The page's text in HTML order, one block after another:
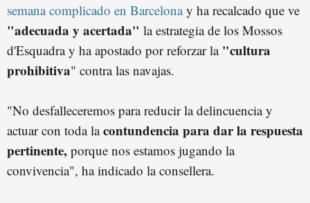
semana complicado en Barcelonay ha recalcado que ve
"adecuada y acertada" la estrategia de los Mossos
d'Esquadra y ha apostado por reforzar la "cultura
prohibitiva" contra las navajas.
"No desfalleceremos para reducir la delincuencia y
actuar con toda lacontundencia para dar la respuesta
pertinente, porque nos estamos jugando la
convivencia", ha indicado la consellera.